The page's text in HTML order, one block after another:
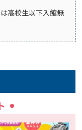
高校生以下入館無